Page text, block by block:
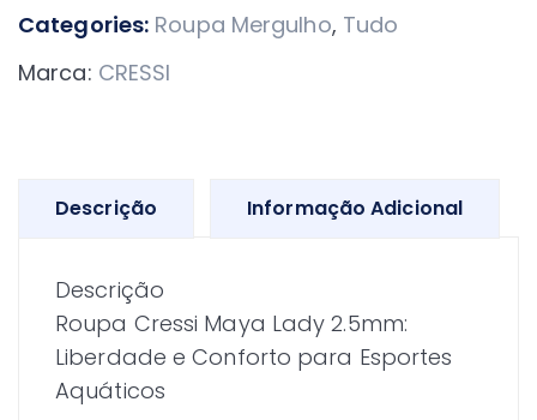
Maya
2,5mm
Categories: Roupa Mergulho, Tudo
Marca: CRESSI
Descrição Informação Adicional
Descrição
Roupa Cressi Maya Lady 2.5mm:
Liberdade e Conforto para Esportes
Aquáticos